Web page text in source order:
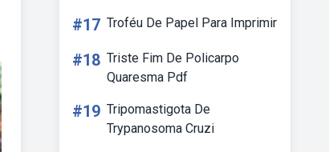
#17 Troféu De Papel Para Imprimir
#18 Triste Fim De Policarpo
Quaresma Pdf
#19 Tripomastigota De
Trypanosoma Cruzi